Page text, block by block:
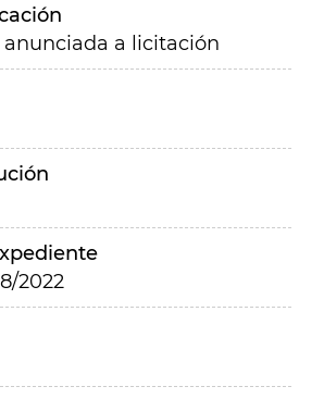
a licitación
2022